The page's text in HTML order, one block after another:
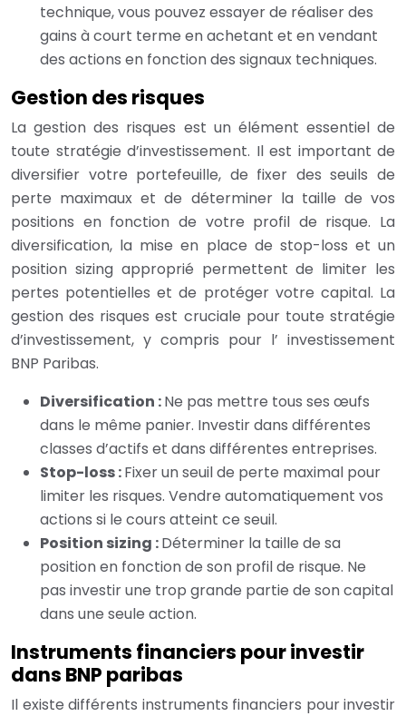
technique, vous pouvez essayer de réaliser des
gains à court terme en achetant et en vendant
des actions en fonction des signaux techniques.
Gestion des risques
La gestion des risques est un élément essentiel de
toute stratégie d’investissement. Il est important de
diversifier votre portefeuille, de fixer des seuils de
perte maximaux et de déterminer la taille de vos
positions en fonction de votre profil de risque. La
diversification, la mise en place de stop-loss et un
position sizing approprié permettent de limiter les
pertes potentielles et de protéger votre capital. La
gestion des risques est cruciale pour toute stratégie
d’investissement, y compris pour l’ investissement
BNP Paribas.
Diversification :Ne pas mettre tous ses œufs
dans le même panier. Investir dans différentes
classes d’actifs et dans différentes entreprises.
Stop-loss :Fixer un seuil de perte maximal pour
limiter les risques. Vendre automatiquement vos
actions si le cours atteint ce seuil.
Position sizing :Déterminer la taille de sa
position en fonction de son profil de risque. Ne
pas investir une trop grande partie de son capital
dans une seule action.
Instruments financiers pour investir
dans BNP paribas
Il existe différents instruments financiers pour investir